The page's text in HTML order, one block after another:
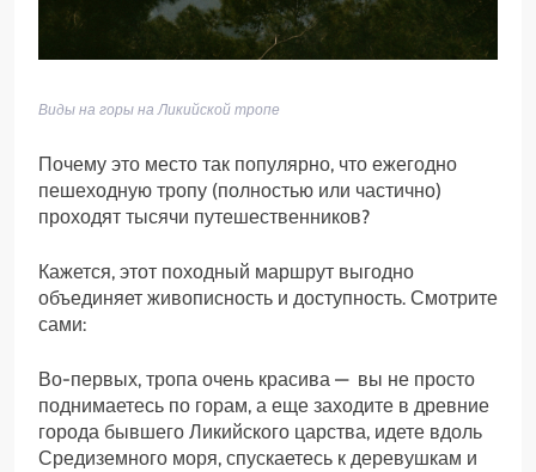
Виды на горы на Ликийской тропе
Почему это место так популярно, что ежегодно
пешеходную тропу (полностью или частично)
проходят тысячи путешественников?
Кажется, этот походный маршрут выгодно
объединяет живописность и доступность. Смотрите
сами:
Во-первых, тропа очень красива — вы не просто
поднимаетесь по горам, а еще заходите в древние
города бывшего Ликийского царства, идете вдоль
Средиземного моря, спускаетесь к деревушкам и